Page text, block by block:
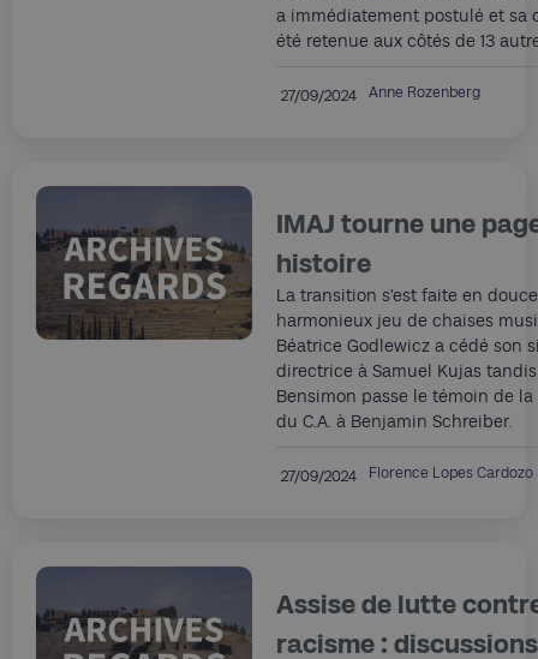
a immédiatement postulé et sa
été retenue aux côtés de 13
27/09/2024 Anne Rozenberg
IMAJ tourne une
histoire
La transition s’est faite en
harmonieux jeu de chaises
Béatrice Godlewicz a cédé son
directrice à Samuel Kujas tandis
Bensimon passe le témoin de
du C.A. à Benjamin Schreiber.
27/09/2024 Florence Lopes Cardozo
Assise de lutte
racisme :